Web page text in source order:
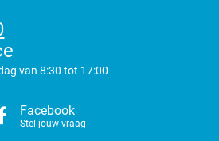
van 8:30 tot 17:00
Facebook
Stel jouw vraag